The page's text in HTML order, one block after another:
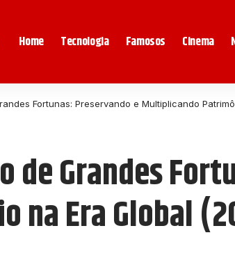
Home Tecnologia Famosos Cinema
Fortunas: Preservando e Multiplicando
de Grandes
na Era Global